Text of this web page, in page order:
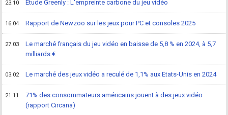
23.10 Etude Greenly : L'empreinte carbone du jeu vidéo
16.04 Rapport de Newzoo sur les jeux pour PC et consoles 2025
27.03
Le marché français du jeu vidéo en baisse de 5,8 % en 2024, à 5,7
milliards €
03.02 Le marché des jeux vidéo a reculé de 1,1% aux Etats-Unis en 2024
21.11
71% des consommateurs américains jouent à des jeux vidéo
(rapport Circana)